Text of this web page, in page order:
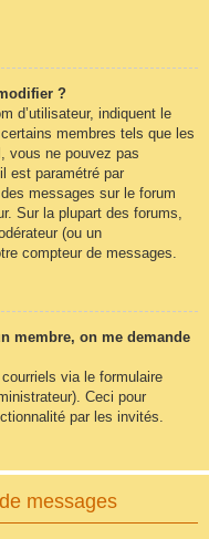
?
d’utilisateur, indiquent le
membres tels que les
vous ne pouvez pas
est paramétré par
messages sur le forum
Sur la plupart des forums,
(ou un
compteur de messages.
membre, on me demande
via le formulaire
Ceci pour
par les invités.
messages